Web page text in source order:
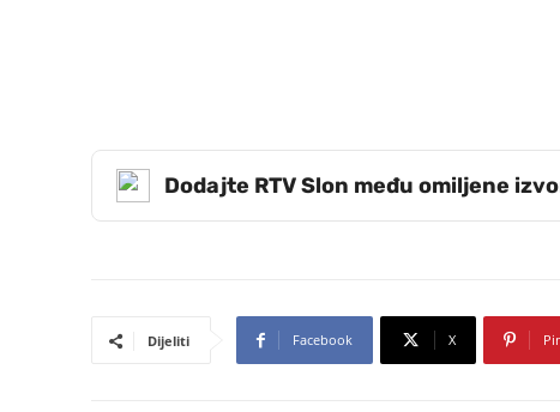
Dodajte RTV Slon među omiljene
Dijeliti Facebook X